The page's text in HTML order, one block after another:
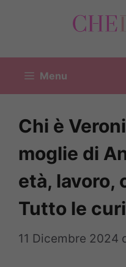
Menu
Chi è
moglie di
età, lavoro,
Tutto le
11 Dicembre 2024